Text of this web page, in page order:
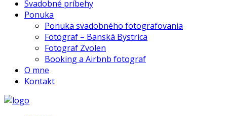
Svadobné príbehy
Ponuka
Ponuka svadobného fotografovania
Fotograf – Banská Bystrica
Fotograf Zvolen
Booking a Airbnb fotograf
O mne
Kontakt